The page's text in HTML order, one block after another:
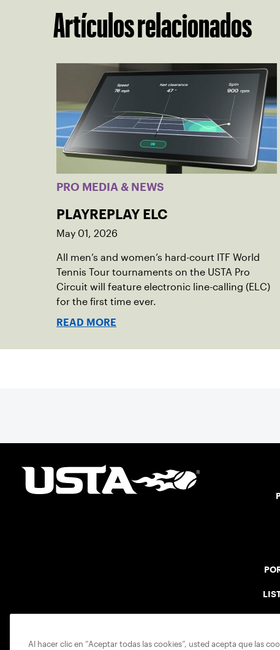
Artículos relacionados
PRO MEDIA & NEWS
PLAYREPLAY ELC
May 01, 2026
All men’s and women’s hard-court ITF World
Tennis Tour tournaments on the USTA Pro
Circuit will feature electronic line-calling (ELC)
for the first time ever.
READ MORE
Al hacer clic en “Aceptar todas las cookies”, usted acepta que las